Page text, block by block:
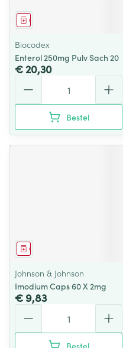
Geneesmiddel
Biocodex
Enterol 250mg Pulv Sach 20
€ 20,30
Bestel
Geneesmiddel
Johnson & Johnson
Imodium Caps 60 X 2mg
€ 9,83
Bestel